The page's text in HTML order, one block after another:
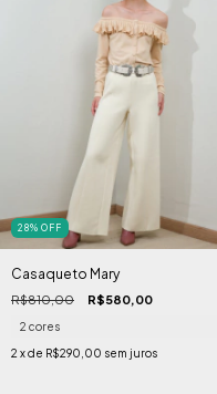
28% OFF
Casaqueto Mary
R$810,00 R$580,00
2 cores
2 x de R$290,00 sem juros